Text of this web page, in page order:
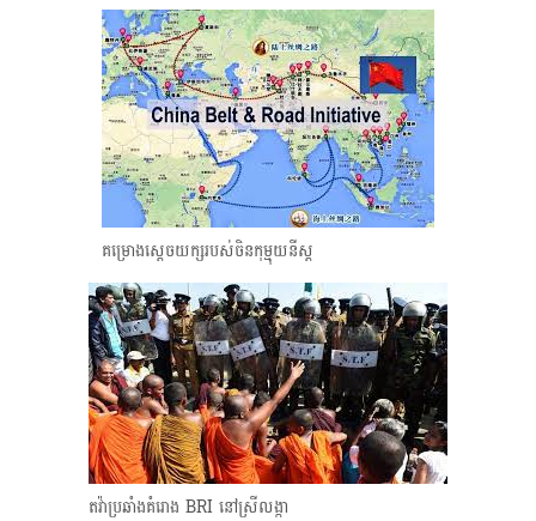
គម្រោងស្ដេចយក្សរបស់ចិនកុម្មុយនីស្ត
តវ៉ាប្រឆាំងគំរោង BRI នៅស្រីលង្កា